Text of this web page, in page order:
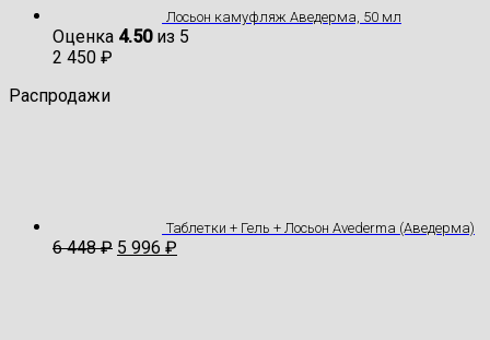
Лосьон камуфляж Аведерма, 50 мл
Оценка 4.50из 5
2 450 ₽
Распродажи
Таблетки + Гель + Лосьон Avederma (Аведерма)
6 448₽ 5 996 ₽